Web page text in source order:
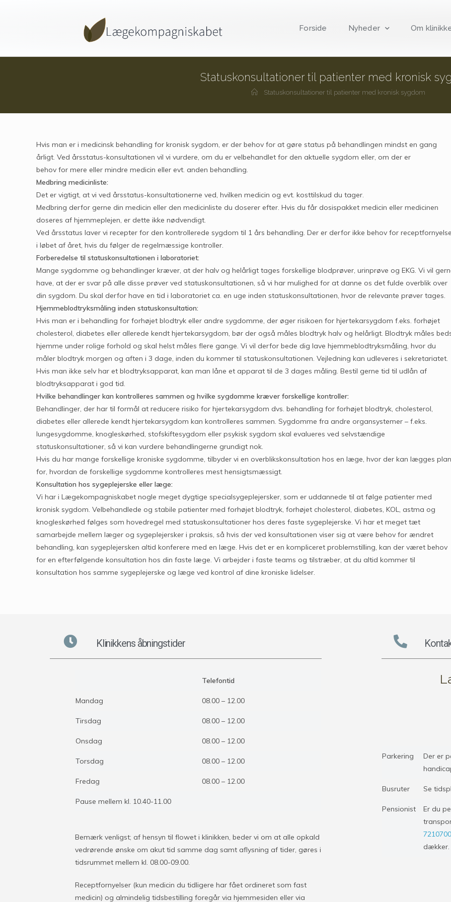
Forside Nyheder Om
Statuskonsultationer til patienter med kronisk
Statuskonsultationer til patienter med kronisk sygdom
Hvis man er i medicinsk behandling for kronisk sygdom, er der behov for at gøre status på behandlingen mindst en gang
årligt. Ved årsstatus-konsultationen vil vi vurdere, om du er velbehandlet for den aktuelle sygdom eller, om der er
behov for mere eller mindre medicin eller evt. anden behandling.
Medbring medicinliste:
Det er vigtigt, at vi ved årsstatus-konsultationerne ved, hvilken medicin og evt. kosttilskud du tager.
Medbring derfor gerne din medicin eller den medicinliste du doserer efter. Hvis du får dosispakket medicin eller medicinen
doseres af hjemmeplejen, er dette ikke nødvendigt.
Ved årsstatus laver vi recepter for den kontrollerede sygdom til 1 års behandling. Der er derfor ikke behov for
i løbet af året, hvis du følger de regelmæssige kontroller.
Forberedelse til statuskonsultationen i laboratoriet:
Mange sygdomme og behandlinger kræver, at der halv og helårligt tages forskellige blodprøver, urinprøve og EKG. Vi vil
have, at der er svar på alle disse prøver ved statuskonsultationen, så vi har mulighed for at danne os det fulde overblik over
din sygdom. Du skal derfor have en tid i laboratoriet ca. en uge inden statuskonsultationen, hvor de relevante prøver tages.
Hjemmeblodtryksmåling inden statuskonsultation:
Hvis man er i behandling for forhøjet blodtryk eller andre sygdomme, der øger risikoen for hjertekarsygdom f.eks. forhøjet
cholesterol, diabetes eller allerede kendt hjertekarsygdom, bør der også måles blodtryk halv og helårligt. Blodtryk måles
hjemme under rolige forhold og skal helst måles flere gange. Vi vil derfor bede dig lave hjemmeblodtryksmåling, hvor du
måler blodtryk morgen og aften i 3 dage, inden du kommer til statuskonsultationen. Vejledning kan udleveres i sekretariatet.
Hvis man ikke selv har et blodtryksapparat, kan man låne et apparat til de 3 dages måling. Bestil gerne tid til udlån af
blodtryksapparat i god tid.
Hvilke behandlinger kan kontrolleres sammen og hvilke sygdomme kræver forskellige kontroller:
Behandlinger, der har til formål at reducere risiko for hjertekarsygdom dvs. behandling for forhøjet blodtryk, cholesterol,
diabetes eller allerede kendt hjertekarsygdom kan kontrolleres sammen. Sygdomme fra andre organsystemer – f.eks.
lungesygdomme, knogleskørhed, stofskiftesygdom eller psykisk sygdom skal evalueres ved selvstændige
statuskonsultationer, så vi kan vurdere behandlingerne grundigt nok.
Hvis du har mange forskellige kroniske sygdomme, tilbyder vi en overblikskonsultation hos en læge, hvor der kan lægges plan
for, hvordan de forskellige sygdomme kontrolleres mest hensigtsmæssigt.
Konsultation hos sygeplejerske eller læge:
Vi har i Lægekompagniskabet nogle meget dygtige specialsygeplejersker, som er uddannede til at følge patienter med
kronisk sygdom. Velbehandlede og stabile patienter med forhøjet blodtryk, forhøjet cholesterol, diabetes, KOL, astma og
knogleskørhed følges som hovedregel med statuskonsultationer hos deres faste sygeplejerske. Vi har et meget tæt
samarbejde mellem læger og sygeplejersker i praksis, så hvis der ved konsultationen viser sig at være behov for ændret
behandling, kan sygeplejersken altid konferere med en læge. Hvis det er en kompliceret problemstilling, kan der været behov
for en efterfølgende konsultation hos din faste læge. Vi arbejder i faste teams og tilstræber, at du altid kommer til
konsultation hos samme sygeplejerske og læge ved kontrol af dine kroniske lidelser.
Klinikkens åbningstider
Telefontid
Mandag 08.00 – 12.00
Tirsdag 08.00 – 12.00
Onsdag 08.00 – 12.00
Torsdag 08.00 – 12.00
Fredag 08.00 – 12.00
Pause mellem kl. 10.40-11.00
Bemærk venligst; af hensyn til flowet i klinikken, beder vi om at alle opkald
vedrørende ønske om akut tid samme dag samt aflysning af tider, gøres i
tidsrummet mellem kl. 08.00-09.00.
Receptfornyelser (kun medicin du tidligere har fået ordineret som fast
medicin) og almindelig tidsbestilling foregår via hjemmesiden eller via
Parkering
Der er
Busruter Se
Pensionist
Er du
dækker.